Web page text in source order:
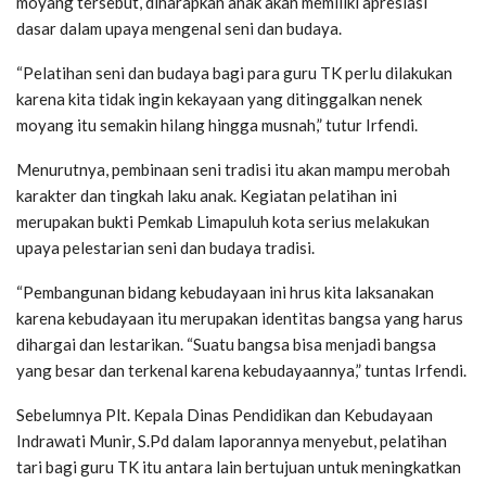
dasar dalam upaya mengenal seni dan budaya.
“Pelatihan seni dan budaya bagi para guru TK perlu dilakukan
karena kita tidak ingin kekayaan yang ditinggalkan nenek
moyang itu semakin hilang hingga musnah,” tutur Irfendi.
Menurutnya, pembinaan seni tradisi itu akan mampu merobah
karakter dan tingkah laku anak. Kegiatan pelatihan ini
merupakan bukti Pemkab Limapuluh kota serius melakukan
upaya pelestarian seni dan budaya tradisi.
“Pembangunan bidang kebudayaan ini hrus kita laksanakan
karena kebudayaan itu merupakan identitas bangsa yang harus
dihargai dan lestarikan. “Suatu bangsa bisa menjadi bangsa
yang besar dan terkenal karena kebudayaannya,” tuntas Irfendi.
Sebelumnya Plt. Kepala Dinas Pendidikan dan Kebudayaan
Indrawati Munir, S.Pd dalam laporannya menyebut, pelatihan
tari bagi guru TK itu antara lain bertujuan untuk meningkatkan